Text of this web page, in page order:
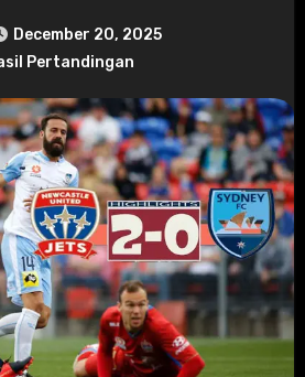
December 20, 2025
Pertandingan